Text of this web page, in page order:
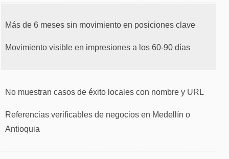
Más de 6 meses sin movimiento en posiciones clave
Movimiento visible en impresiones a los 60-90 días
No muestran casos de éxito locales con nombre y URL
Referencias verificables de negocios en Medellín o
Antioquia